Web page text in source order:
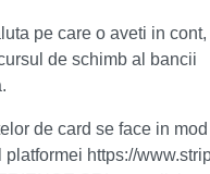
pe care o aveti in
de schimb al bancii
de card se face in
https://